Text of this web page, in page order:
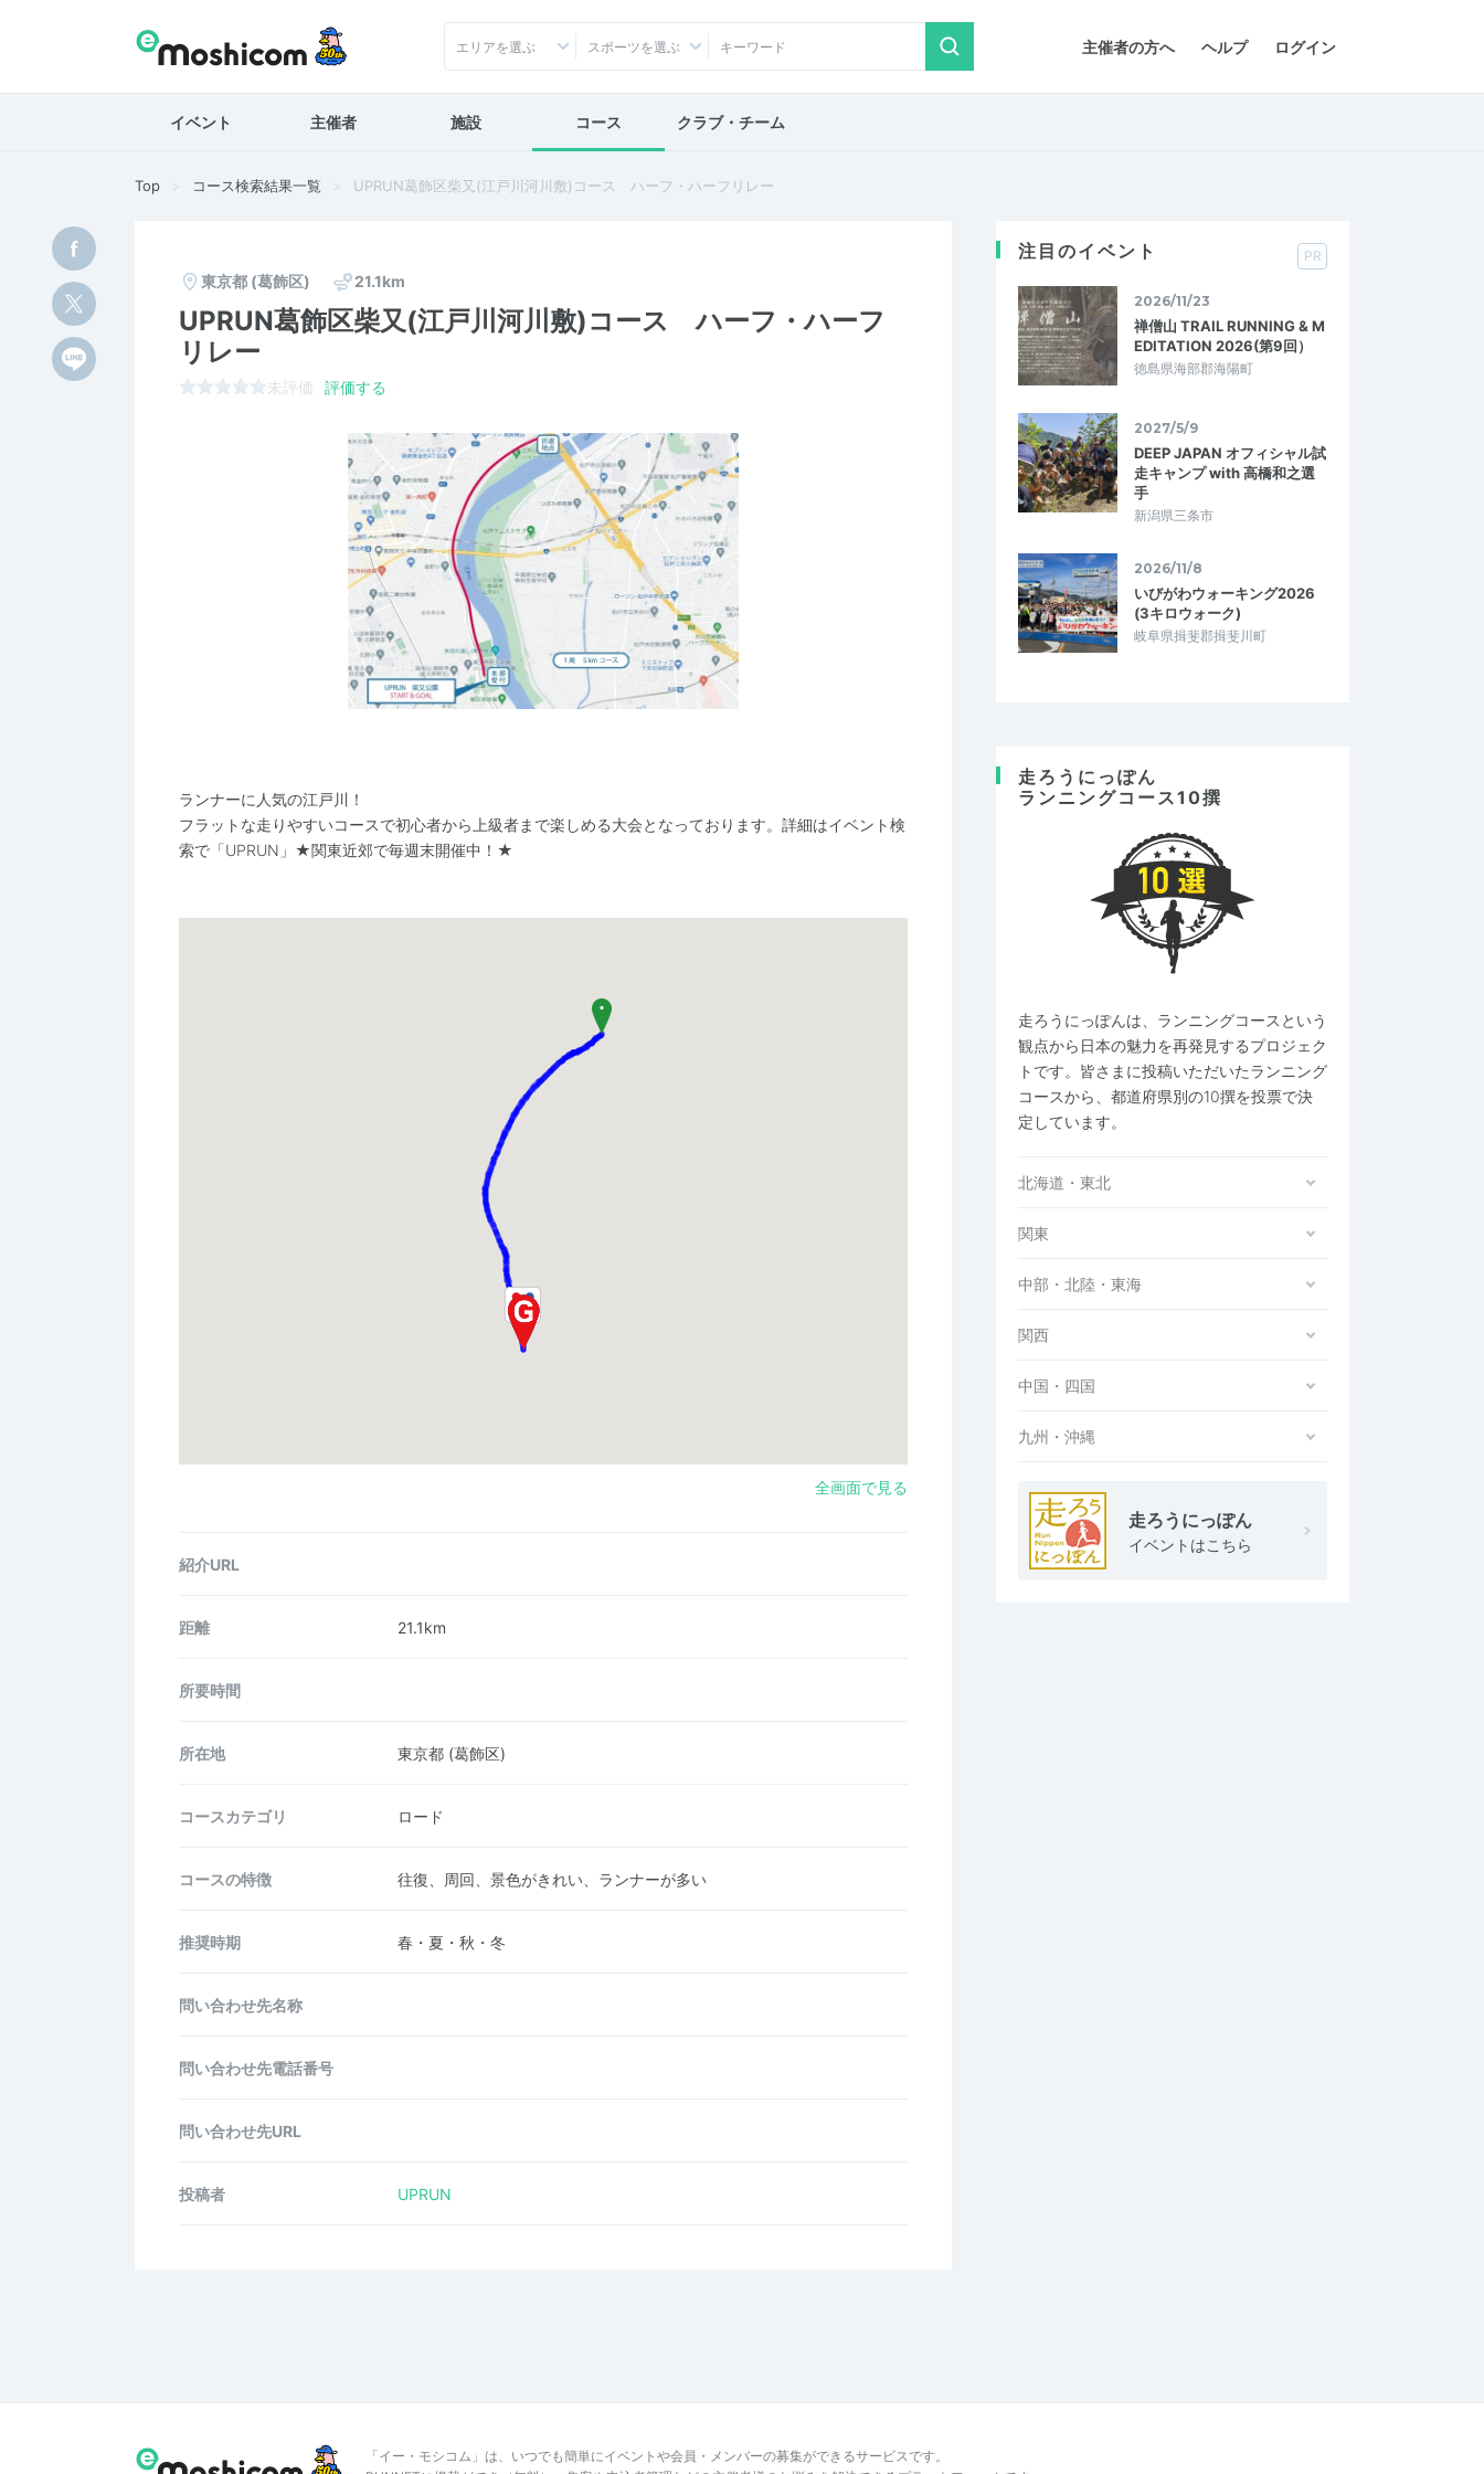
主催者の方へ ヘルプ ログイン
エリアを選ぶ スポーツを選ぶ
イベント 主催者 施設 コース クラブ・チーム
Top コース検索結果一覧 UPRUN葛飾区柴又(江戸川河川敷)コース ハーフ・ハーフリレー
東京都 (葛飾区) 21.1km
UPRUN葛飾区柴又(江戸川河川敷)コース ハーフ・ハーフ
リレー
未評価 評価する
ランナーに人気の江戸川！
フラットな走りやすいコースで初心者から上級者まで楽しめる大会となっております。詳細はイベント検
索で「UPRUN」★関東近郊で毎週末開催中！★
全画面で見る
紹介URL
距離 21.1km
所要時間
所在地 東京都 (葛飾区)
コース カテゴリ ロード
コースの特徴 往復、周回、景色がきれい、ランナーが多い
推奨時期 春・夏・秋・冬
問い合わせ先名称
問い合わせ先電話番号
問い合わせ先URL
投稿者 UPRUN
注目のイベント PR
2026/11/23
禅僧山 TRAIL RUNNING & M
EDITATION 2026(第9回）
徳島県海部郡海陽町
2027/5/9
DEEP JAPAN オフィシャル試
走キャンプ with 高橋和之選
手
新潟県三条市
2026/11/8
いびがわウォーキング2026
(3キロウォーク)
岐阜県揖斐郡揖斐川町
走ろうにっぽん
ランニングコース10撰
走ろうにっぽんは、ランニングコースという
観点から日本の魅力を再発見するプロジェク
トです。皆さまに投稿いただいたランニング
コースから、都道府県別の10撰を投票で決
定しています。
北海道・東北
関東
中部・北陸・東海
関西
中国・四国
九州・沖縄
走ろうにっぽん
イベントはこちら
「イー・モシコム」は、いつでも簡単にイベントや会員・メンバーの募集ができるサービスです。